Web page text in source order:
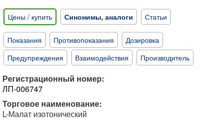
Цены / купить Синонимы, аналоги Статьи
Показания Противопоказания
Дозировка
Предупреждения
Взаимодействия Производитель
Регистрационный номер:
ЛП-006747
Торговое наименование:
L-Малат изотонический